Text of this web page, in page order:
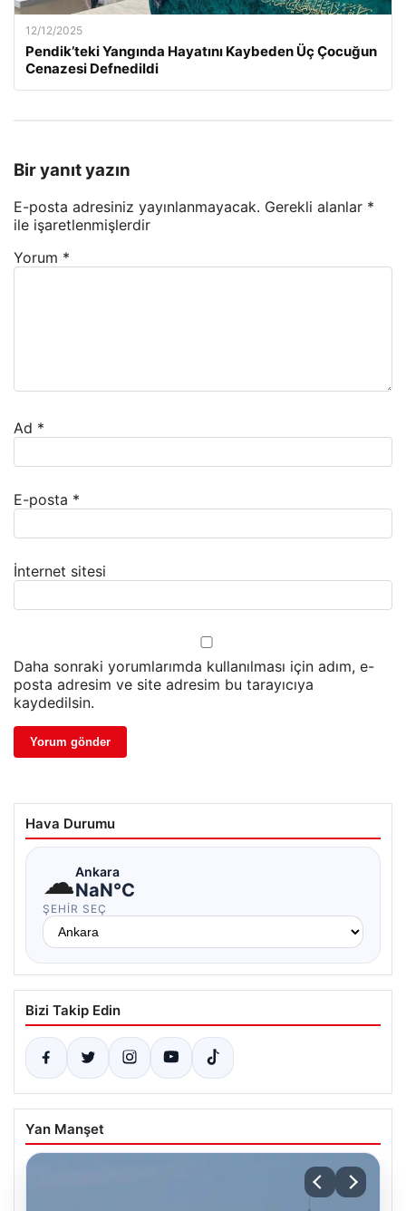
12/12/2025
Pendik’teki Yangında Hayatını Kaybeden Üç Çocuğun
Cenazesi Defnedildi
Bir yanıt yazın
E-posta adresiniz yayınlanmayacak. Gerekli alanlar *
ile işaretlenmişlerdir
Yorum *
Ad *
E-posta *
İnternet sitesi
Daha sonraki yorumlarımda kullanılması için adım, e-
posta adresim ve site adresim bu tarayıcıya
kaydedilsin.
Hava Durumu
☁Ankara
NaN°C
ŞEHIR SEÇ
Bizi Takip Edin
Yan Manşet